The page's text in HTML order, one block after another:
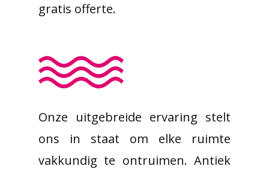
gratis offerte.
Onze uitgebreide ervaring stelt
ons in staat om elke ruimte
vakkundig te ontruimen. Antiek